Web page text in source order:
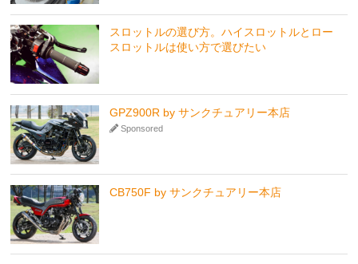
スロットルの選び方。ハイスロットルとロー
スロットルは使い方で選びたい
GPZ900R by サンクチュアリー本店
Sponsored
CB750F by サンクチュアリー本店